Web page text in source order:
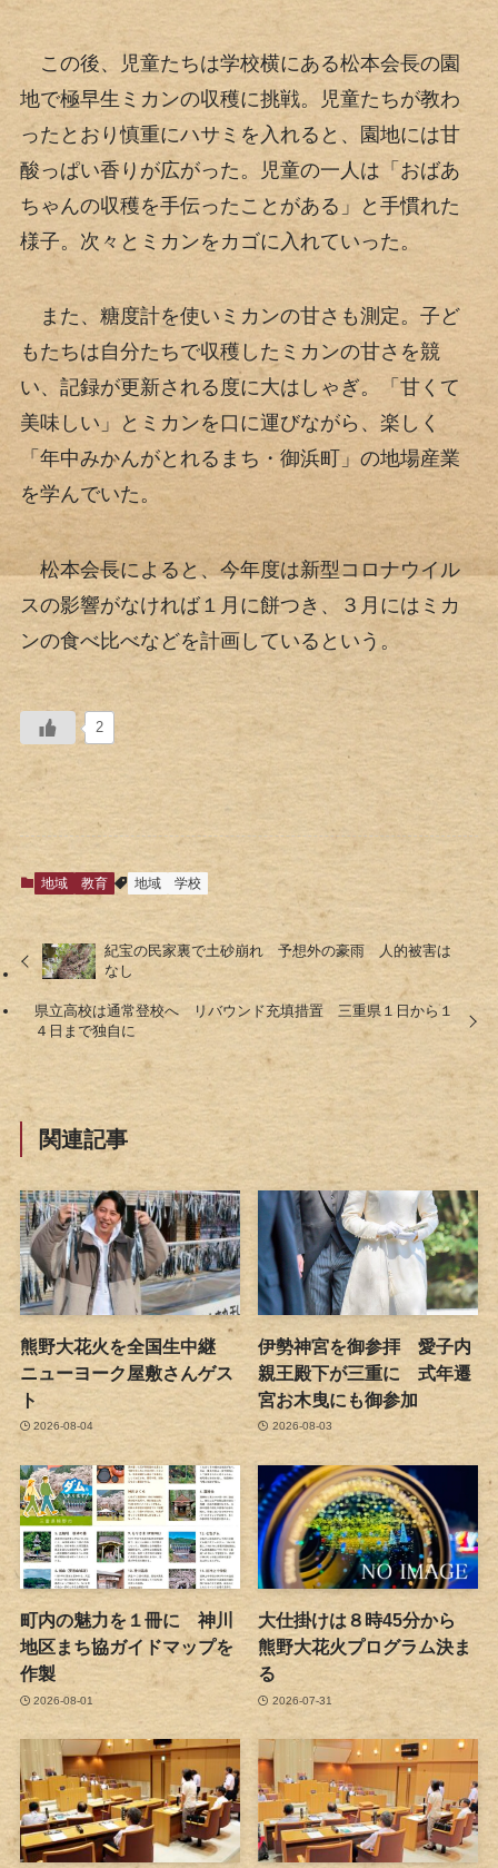
この後、児童たちは学校横にある松本会長の園
地で極早生ミカンの収穫に挑戦。児童たちが教わ
ったとおり慎重にハサミを入れると、園地には甘
酸っぱい香りが広がった。児童の一人は「おばあ
ちゃんの収穫を手伝ったことがある」と手慣れた
様子。次々とミカンをカゴに入れていった。
また、糖度計を使いミカンの甘さも測定。子ど
もたちは自分たちで収穫したミカンの甘さを競
い、記録が更新される度に大はしゃぎ。「甘くて
美味しい」とミカンを口に運びながら、楽しく
「年中みかんがとれるまち・御浜町」の地場産業
を学んでいた。
松本会長によると、今年度は新型コロナウイル
スの影響がなければ１月に餅つき、３月にはミカ
ンの食べ比べなどを計画しているという。
2
地域 教育 地域 学校
紀宝の民家裏で土砂崩れ 予想外の豪雨 人的被害は
なし
県立高校は通常登校へ リバウンド充填措置 三重県１日から１
４日まで独自に
関連記事
熊野大花火を全国生中継
ニューヨーク屋敷さんゲス
ト
2026-08-04
伊勢神宮を御参拝 愛子内
親王殿下が三重に 式年遷
宮お木曳にも御参加
2026-08-03
町内の魅力を１冊に 神川
地区まち協ガイドマップを
作製
2026-08-01
大仕掛けは８時45分から
熊野大花火プログラム決ま
る
2026-07-31